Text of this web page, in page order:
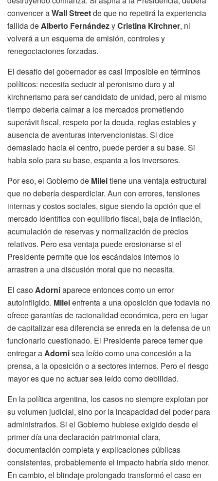
convencer aWall Streetde que no repetirá la experiencia
fallida deAlberto FernándezyCristina Kirchner, ni
volverá a un esquema de emisión, controles y
renegociaciones forzadas.
El desafío del gobernador es casi imposible en términos
políticos: necesita seducir al peronismo duro y al
kirchnerismo para ser candidato de unidad, pero al mismo
tiempo debería calmar a los mercados prometiendo
superávit fiscal, respeto por la deuda, reglas estables y
ausencia de aventuras intervencionistas. Si dice
demasiado hacia el centro, puede perder a su base. Si
habla solo para su base, espanta a los inversores.
Por eso, el Gobierno de Mileitiene una ventaja estructural
que no debería desperdiciar. Aun con errores, tensiones
internas y costos sociales, sigue siendo la opción que el
mercado identifica con equilibrio fiscal, baja de inflación,
acumulación de reservas y normalización de precios
relativos. Pero esa ventaja puede erosionarse si el
Presidente permite que los escándalos internos lo
arrastren a una discusión moral que no necesita.
El casoAdorniaparece entonces como un error
autoinfligido. Mileienfrenta a una oposición que todavía no
ofrece garantías de racionalidad económica, pero en lugar
de capitalizar esa diferencia se enreda en la defensa de un
funcionario cuestionado. El Presidente parece temer que
entregar aAdornisea leído como una concesión a la
prensa, a la oposición o a sectores internos. Pero el riesgo
mayor es que no actuar sea leído como debilidad.
En la política argentina, los casos no siempre explotan por
su volumen judicial, sino por la incapacidad del poder para
administrarlos. Si el Gobierno hubiese exigido desde el
primer día una declaración patrimonial clara,
documentación completa y explicaciones públicas
consistentes, probablemente el impacto habría sido menor.
En cambio, el blindaje prolongado transformó el caso en